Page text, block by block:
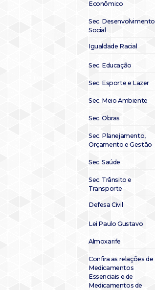
Econômico
Sec. Desenvolvimento
Social
Igualdade Racial
Sec. Educação
Sec. Esporte e Lazer
Sec. Meio Ambiente
Sec. Obras
Sec. Planejamento,
Orçamento e Gestão
Sec. Saúde
Sec. Trânsito e
Transporte
Defesa Civil
Lei Paulo Gustavo
Almoxarife
Confira as relações de
Medicamentos
Essenciais e de
Medicamentos de